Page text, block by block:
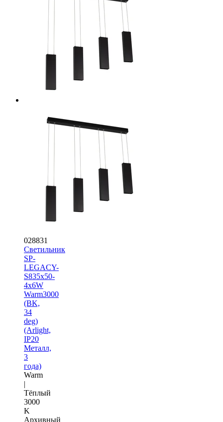
028831
Светильник
SP-
LEGACY-
S835x50-
4x6W
Warm3000
(BK,
34
deg)
(Arlight,
IP20
Металл,
3
года)
Warm
|
Тёплый
3000
K
Архивный